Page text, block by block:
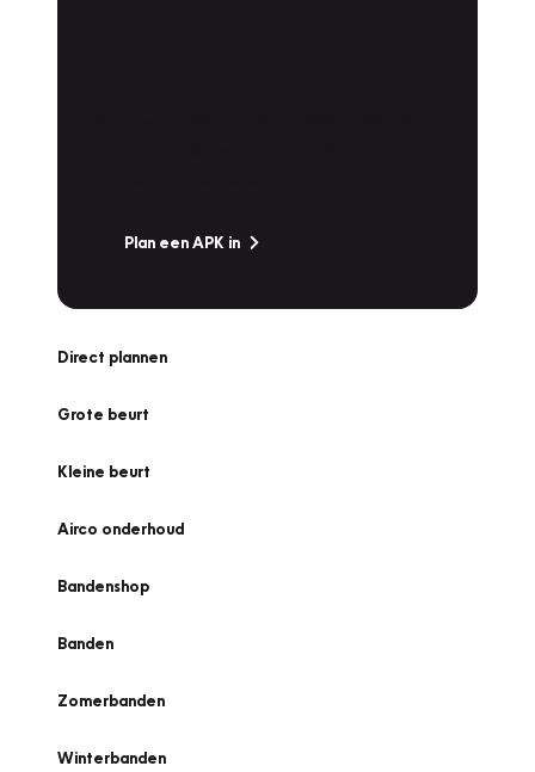
Plan een APK in
Direct plannen
Grote beurt
Kleine beurt
Airco onderhoud
Bandenshop
Banden
Zomerbanden
Winterbanden